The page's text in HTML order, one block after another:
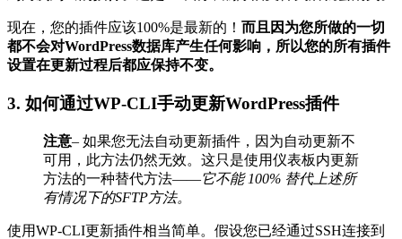
现在，您的插件应该100%是最新的！ 而且因为您所做的一切
都不会对WordPress数据库产生任何影响，所以您的所有插件
设置在更新过程后都应保持不变。
3. 如何通过WP-CLI手动更新WordPress插件
注意– 如果您无法自动更新插件，因为自动更新不
可用，此方法仍然无效。这只是使用仪表板内更新
方法的一种替代方法——它不能 100% 替代上述所
有情况下的SFTP方法。
使用WP-CLI更新插件相当简单。假设您已经通过SSH连接到